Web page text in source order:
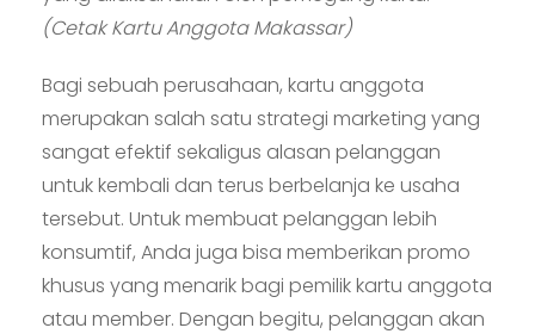
(Cetak Kartu Anggota Makassar)
Bagi sebuah perusahaan, kartu anggota
merupakan salah satu strategi marketing yang
sangat efektif sekaligus alasan pelanggan
untuk kembali dan terus berbelanja ke usaha
tersebut. Untuk membuat pelanggan lebih
konsumtif, Anda juga bisa memberikan promo
khusus yang menarik bagi pemilik kartu anggota
atau member. Dengan begitu, pelanggan akan